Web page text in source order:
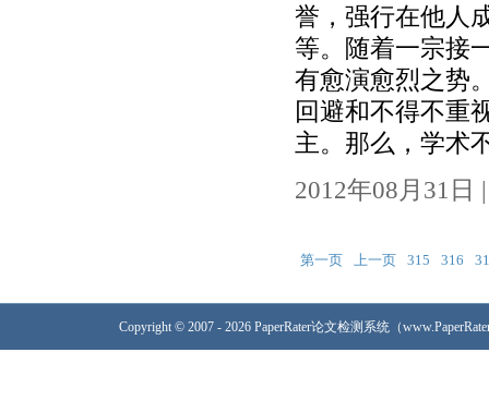
誉，强行在他人
等。随着一宗接
有愈演愈烈之势
回避和不得不重
主。那么，学术
2012年08月31日
第一页 上一页 315 316
Copyright © 2007 - 2026 PaperRater论文检测系统（